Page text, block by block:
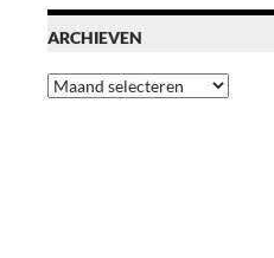
ARCHIEVEN
Archieven